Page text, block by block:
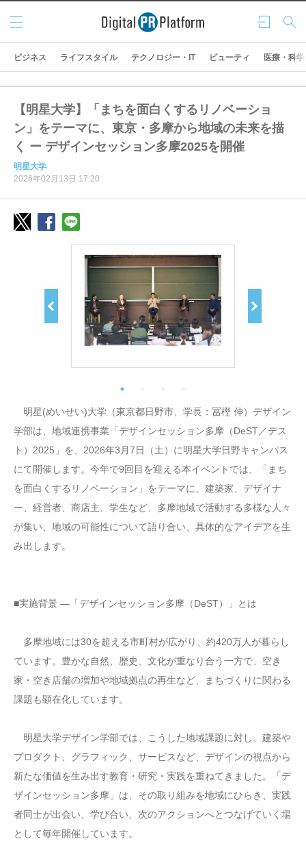
ログ
イン
検索
メニ
ュー
ビジネス ライフスタイル テクノロジー・IT ビューティ 医療・科学
【明星大学】「まちを面白くするリノベーショ
ン」をテーマに、東京・多摩から地域の未来を描
く ー デザインセッション多摩2025を開催
明星大学
2026年02月13日 17:20
明星(めいせい)大学（東京都日野市、学長：冨樫 伸）デザイン
学部は、地域連携事業「デザインセッション多摩（DeST／デス
ト）2025」を、2026年3月7日（土）に明星大学日野キャンパス
にて開催します。今年で9回目を迎える本イベントでは、「まち
を面白くするリノベーション」をテーマに、建築家、デザイナ
ー、経営者、商店主、学生など、多摩地域で活動する多様な人々
が集い、地域の可能性について語り合い、具体的なアイデアを生
み出します。
■実施背景 ―「デザインセッション多摩（DeST）」とは
多摩地域には30を超える市町村が広がり、約420万人が暮らし
ています。豊かな自然、歴史、文化が重なり合う一方で、空き
家・空き店舗の増加や地域拠点の再生など、まちづくりに関わる
課題も顕在化しています。
明星大学デザイン学部では、こうした地域課題に対し、建築や
プロダクト、グラフィック、サービスなど、デザインの視点から
新たな価値を生み出す教育・研究・実践を重ねてきました。「デ
ザインセッション多摩」は、その取り組みを地域にひらき、実践
者同士が出会い、学び合い、次のアクションへとつなげていく場
として毎年開催しています。